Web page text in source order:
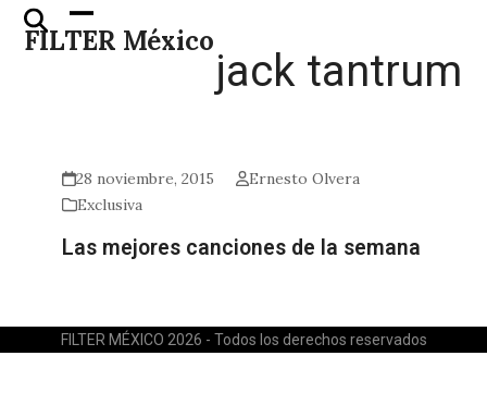
Skip
FILTER México
Open
mobile
Close
mobile
jack tantrum
28 noviembre, 2015
Ernesto Olvera
Exclusiva
Las mejores canciones de la semana
FILTER MÉXICO 2026 - Todos los derechos reservados